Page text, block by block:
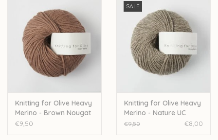
Knitting for Olive Heavy
Merino - Brown Nougat
€9,50
SALE
Knitting for Olive Heavy
Merino - Nature UC
€9,50 €8,00